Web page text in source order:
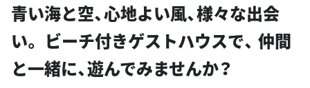
青い海と空、心地よい風、様々な出会
い。 ビーチ付きゲストハウスで、 仲間
と一緒に、遊んでみませんか？